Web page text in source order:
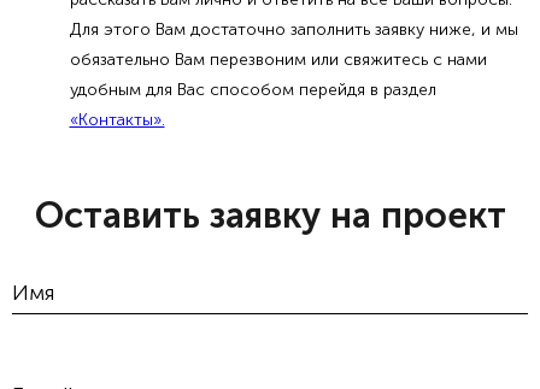
Для этого Вам достаточно заполнить заявку ниже, и мы
обязательно Вам перезвоним или свяжитесь с нами
удобным для Вас способом перейдя в раздел
«Контакты».
Оставить заявку на проект